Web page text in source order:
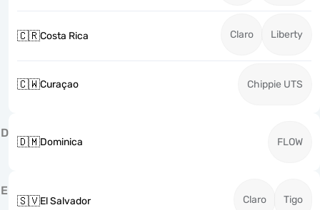
🇨🇷Costa Rica Claro Liberty
🇨🇼Curaçao Chippie UTS
D
🇩🇲Dominica FLOW
E
🇸🇻El Salvador Claro Tigo